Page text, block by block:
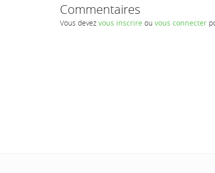
Commentaires
Vous devez vous inscrire ou vous connecter